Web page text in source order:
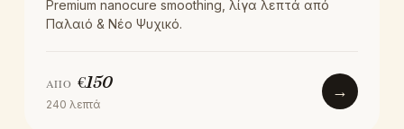
Premium nanocure smoothing, λίγα λεπτά από
Παλαιό & Νέο Ψυχικό.
ΑΠΌ €150
240 λεπτά
→